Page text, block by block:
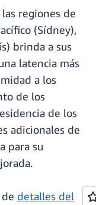
regiones de
(Sídney),
brinda a sus
latencia más
a los
de los
de los
adicionales de
para su
detalles del